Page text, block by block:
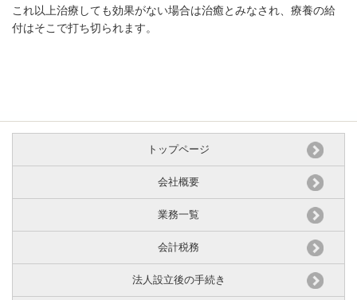
これ以上治療しても効果がない場合は治癒とみなされ、療養の給
付はそこで打ち切られます。
トップページ
会社概要
業務一覧
会計税務
法人設立後の手続き